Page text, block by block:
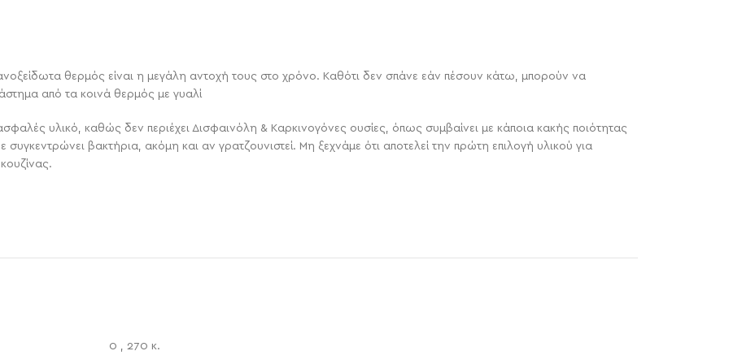
ανοξείδωτα θερμός είναι η μεγάλη αντοχή τους στο χρόνο. Καθότι δεν σπάνε εάν πέσουν κάτω, μπορούν να
από τα κοινά θερμός με γυαλί
υλικό, καθώς δεν περιέχει Δισφαινόλη & Καρκινογόνες ουσίες, όπως συμβαίνει με κάποια κακής ποιότητας
συγκεντρώνει βακτήρια, ακόμη και αν γρατζουνιστεί. Μη ξεχνάμε ότι αποτελεί την πρώτη επιλογή υλικού για
0 , 270 κ.